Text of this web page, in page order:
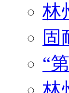
固
“
林